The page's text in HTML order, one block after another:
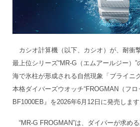
カシオ計算機（以下、カシオ）が、耐衝
最上位シリーズ“MR-G（エムアールジー）
海で氷柱が形成される自然現象「ブライニ
本格ダイバーズウオッチ“FROGMAN（フロ
BF1000EB』を2026年6月12日に発売します
“MR-G FROGMAN”は、ダイバーが求め